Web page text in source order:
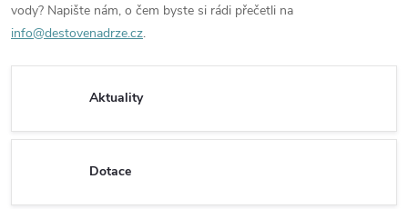
vody? Napište nám, o čem byste si rádi přečetli na
info@destovenadrze.cz.
Aktuality
Dotace